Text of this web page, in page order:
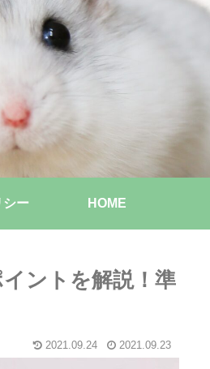
シー HOME
ントを解説！準
2021.09.24 2021.09.23